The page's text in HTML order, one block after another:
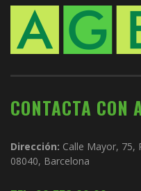
CONTACTA CON
Dirección: Calle Mayor, 75,
08040, Barcelona